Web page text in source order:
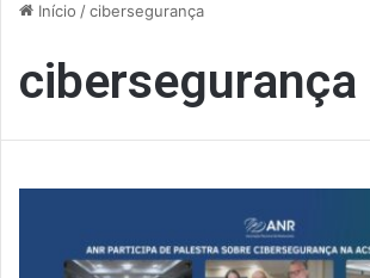
Início /cibersegurança
cibersegurança